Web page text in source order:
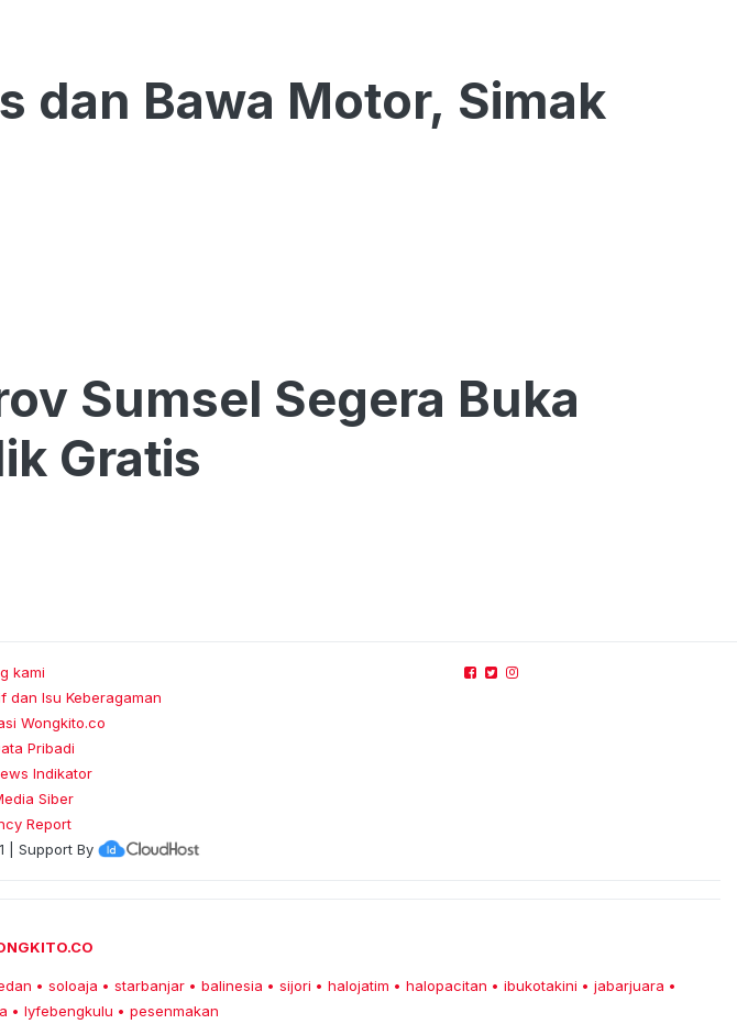
dan Bawa Motor, Simak
Sumsel Segera Buka
Gratis
kami
dan Isu Keberagaman
Wongkito.co
Pribadi
Indikator
Siber
Report
| Support By
• soloaja • starbanjar • balinesia • sijori • halojatim • halopacitan • ibukotakini • jabarjuara •
• lyfebengkulu • pesenmakan